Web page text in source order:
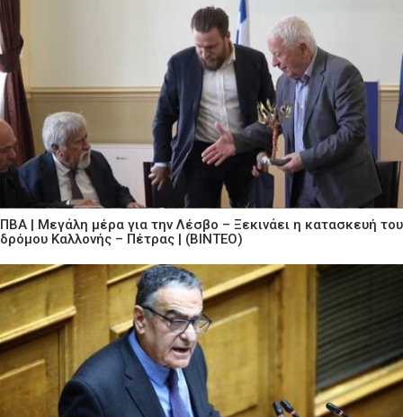
ΠΒΑ | Μεγάλη μέρα για την Λέσβο – Ξεκινάει η κατασκευή του
δρόμου Καλλονής – Πέτρας | (ΒΙΝΤΕΟ)